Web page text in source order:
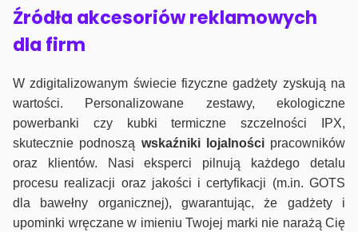
Źródła akcesoriów reklamowych
dla firm
W zdigitalizowanym świecie fizyczne gadżety zyskują na
wartości. Personalizowane zestawy, ekologiczne
powerbanki czy kubki termiczne szczelności IPX,
skutecznie podnoszą wskaźniki lojalnościpracowników
oraz klientów. Nasi eksperci pilnują każdego detalu
procesu realizacji oraz jakości i certyfikacji (m.in. GOTS
dla bawełny organicznej), gwarantując, że gadżety i
upominki wręczane w imieniu Twojej marki nie narażą Cię